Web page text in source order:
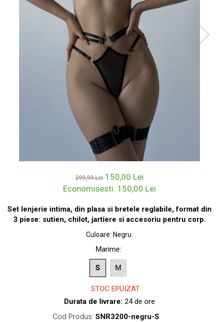
299,99 Lei 150,00 Lei
Economisesti: 150,00 Lei
Set lenjerie intima, din plasa si bretele reglabile, format din
3 piese: sutien, chilot, jartiere si accesoriu pentru corp.
Culoare: Negru
Marime:
S M
STOC EPUIZAT
Durata de livrare: 24 de ore
Cod Produs: SNR3200-negru-S